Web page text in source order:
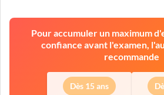
Pour accumuler un maximum
confiance avant l'examen,
recommande
Dès 15 ans